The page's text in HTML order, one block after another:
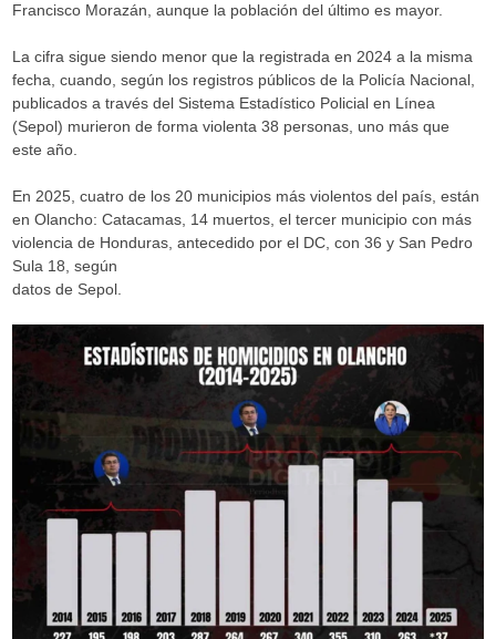
Francisco Morazán, aunque la población del último es mayor.
La cifra sigue siendo menor que la registrada en 2024 a la misma
fecha, cuando, según los registros públicos de la Policía Nacional,
publicados a través del Sistema Estadístico Policial en Línea
(Sepol) murieron de forma violenta 38 personas, uno más que
este año.
En 2025, cuatro de los 20 municipios más violentos del país, están
en Olancho: Catacamas, 14 muertos, el tercer municipio con más
violencia de Honduras, antecedido por el DC, con 36 y San Pedro
Sula 18, según
datos de Sepol.